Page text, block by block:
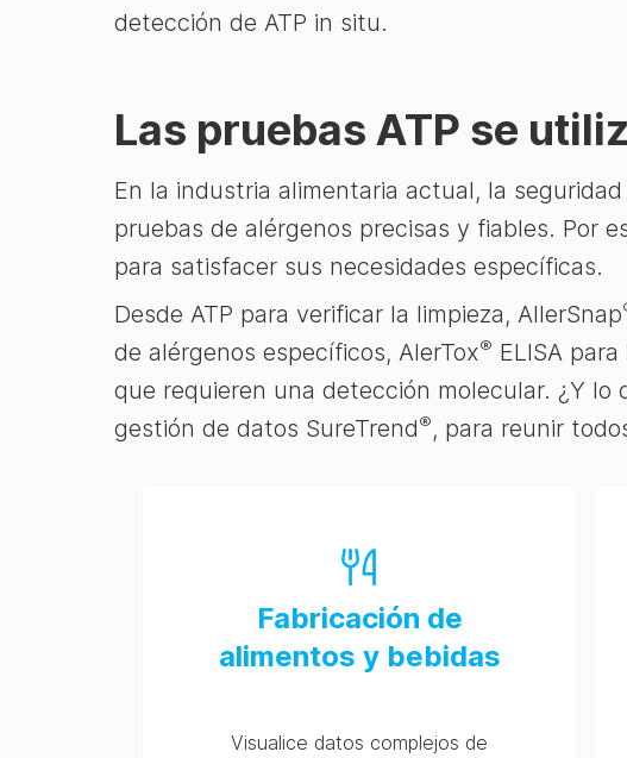
detección de ATP in situ.
Las pruebas ATP se
En la industria alimentaria actual, la
pruebas de alérgenos precisas y fiables. Por
para satisfacer sus necesidades específicas.
Desde ATP para verificar la limpieza, AllerSnap
de alérgenos específicos, AlerTox® ELISA
que requieren una detección molecular. ¿Y lo
gestión de datos SureTrend®, para reunir
Fabricación de
alimentos y bebidas
Visualice datos complejos de